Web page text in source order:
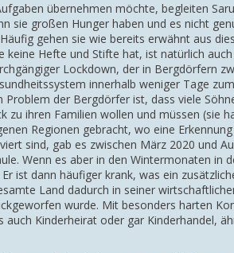
übernehmen möchte, begleiten
großen Hunger haben und es nicht
gehen sie wie bereits erwähnt aus
Hefte und Stifte hat, ist natürlich
Lockdown, der in Bergdörfern
innerhalb weniger Tage
der Bergdörfer ist, dass viele
ihren Familien wollen und müssen (sie
Regionen gebracht, wo eine
sind, gab es zwischen März 2020 und
Wenn es aber in den Wintermonaten in
ist dann häufiger krank, was ein
Land dadurch in seiner
wurde. Mit besonders harten
Kinderheirat oder gar Kinderhandel,